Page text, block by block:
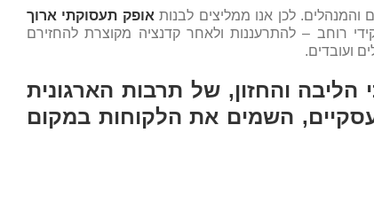
לכן אנו ממליצים לבנות אופק תעסוקתי ארוך
רוחב – להתרעננות ולאחר קדנציה מקוצרת להחזירם
ועובדים.
והחזון, של תרבות הארגונית
השמים את הלקוחות במקום